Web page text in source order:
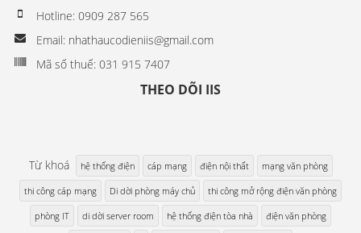
Hotline: 0909 287 565
Email: nhathaucodieniis@gmail.com
Mã số thuế: 031 915 7407
THEO DÕI IIS
Từ khoá hệ thống điện cáp mạng điện nội thất mạng văn phòng
thi công cáp mạng Di dời phòng máy chủ thi công mở rộng điện văn phòng
phòng IT di dời server room hệ thống điện tòa nhà điện văn phòng